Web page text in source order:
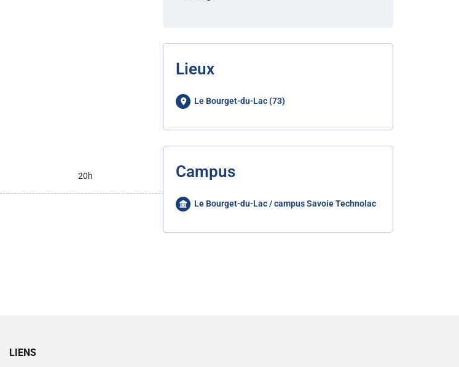
20h
Lieux
Le Bourget-du-Lac (73)
Campus
Le Bourget-du-Lac / campus Savoie Technolac
LIENS